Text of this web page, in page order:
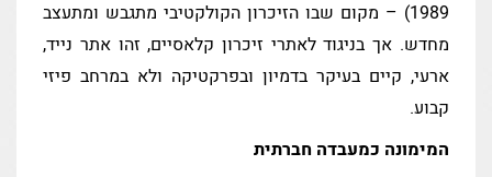
1989) – מקום שבו הזיכרון הקולקטיבי מתגבש ומתעצב
מחדש. אך בניגוד לאתרי זיכרון קלאסיים, זהו אתר נייד,
ארעי, קיים בעיקר בדמיון ובפרקטיקה ולא במרחב פיזי
קבוע.
המימונה כמעבדה חברתית